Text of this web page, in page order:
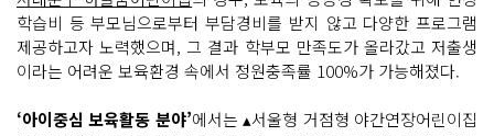
학습비 등 부모님으로부터 부담경비를 받지 않고 다양한 프로그램
제공하고자 노력했으며, 그 결과 학부모 만족도가 올라갔고 저출생
이라는 어려운 보육환경 속에서 정원충족률 100%가 가능해졌다.
‘아이중심 보육활동 분야’에서는 ▴서울형 거점형 야간연장어린이집